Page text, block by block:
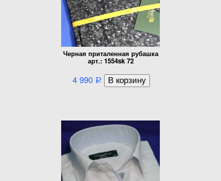
Черная приталенная рубашка
арт.: 1554sk 72
4 990 Р